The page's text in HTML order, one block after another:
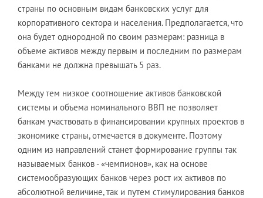
страны по основным видам банковских услуг для
корпоративного сектора и населения. Предполагается, что
она будет однородной по своим размерам: разница в
объеме активов между первым и последним по размерам
банками не должна превышать 5 раз.
Между тем низкое соотношение активов банковской
системы и объема номинального ВВП не позволяет
банкам участвовать в финансировании крупных проектов в
экономике страны, отмечается в документе. Поэтому
одним из направлений станет формирование группы так
называемых банков - «чемпионов», как на основе
системообразующих банков через рост их активов по
абсолютной величине, так и путем стимулирования банков